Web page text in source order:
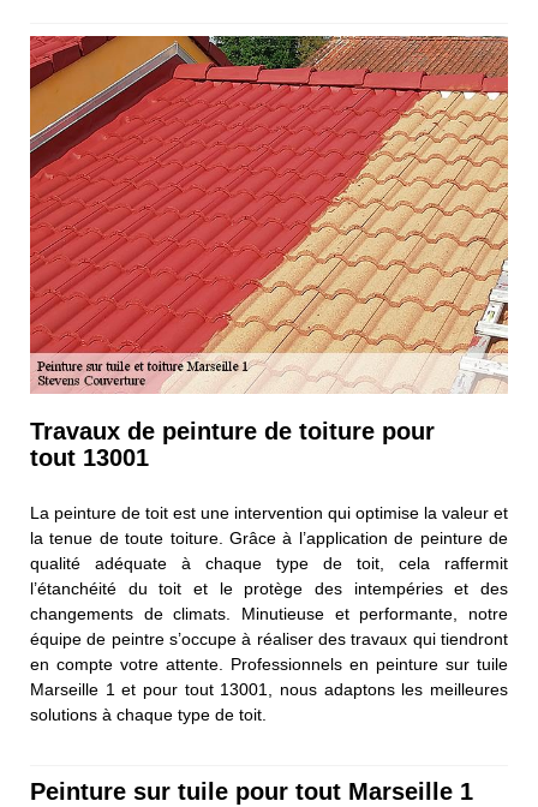
Travaux de peinture de toiture pour
tout 13001
La peinture de toit est une intervention qui optimise la valeur et
la tenue de toute toiture. Grâce à l’application de peinture de
qualité adéquate à chaque type de toit, cela raffermit
l’étanchéité du toit et le protège des intempéries et des
changements de climats. Minutieuse et performante, notre
équipe de peintre s’occupe à réaliser des travaux qui tiendront
en compte votre attente. Professionnels en peinture sur tuile
Marseille 1 et pour tout 13001, nous adaptons les meilleures
solutions à chaque type de toit.
Peinture sur tuile pour tout Marseille 1